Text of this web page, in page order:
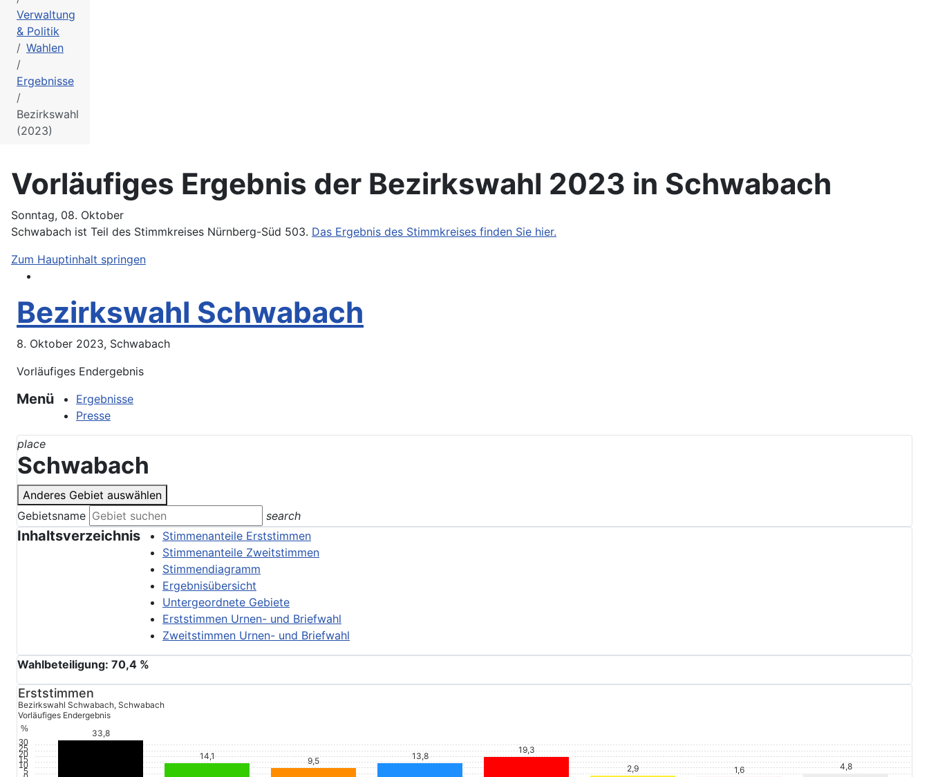
Verwaltung
& Politik
Wahlen
Ergebnisse
Bezirkswahl
(2023)
Vorläufiges Ergebnis der Bezirkswahl 2023 in Schwabach
Sonntag, 08. Oktober
Schwabach ist Teil des Stimmkreises Nürnberg-Süd 503. Das Ergebnis des Stimmkreises finden Sie hier.
Zum Hauptinhalt springen
Bezirkswahl Schwabach
8. Oktober 2023, Schwabach
Vorläufiges Endergebnis
Menü
Ergebnisse
Presse
place
Schwabach
Anderes Gebiet auswählen
Gebietsname
search
Inhaltsverzeichnis
Stimmenanteile Erststimmen
Stimmenanteile Zweitstimmen
Stimmendiagramm
Ergebnisübersicht
Untergeordnete Gebiete
Erststimmen Urnen- und Briefwahl
Zweitstimmen Urnen- und Briefwahl
Wahlbeteiligung: 70,4 %
15
20
25
30
% 33,8
Erststimmen
Bezirkswahl Schwabach, Schwabach
Vorläufiges Endergebnis